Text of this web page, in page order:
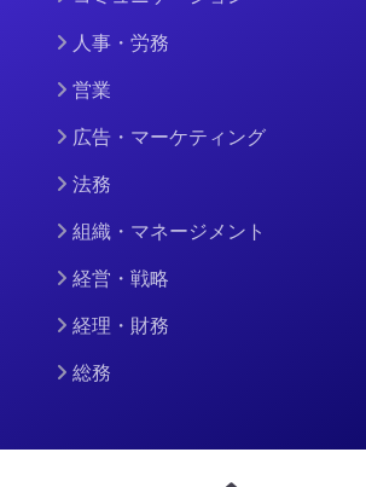
人事・労務
営業
広告・マーケティング
法務
組織・マネージメント
経営・戦略
経理・財務
総務